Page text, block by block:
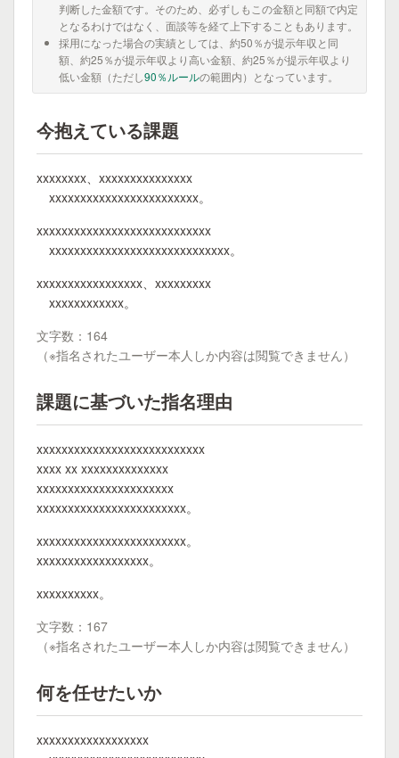
判断した金額です。そのため、必ずしもこの金額と同額で内定
となるわけではなく、面談等を経て上下することもあります。
採用になった場合の実績としては、約50％が提示年収と同
額、約25％が提示年収より高い金額、約25％が提示年収より
低い金額（ただし90％ルールの範囲内）となっています。
今抱えている課題
xxxxxxxx、xxxxxxxxxxxxxxx
xxxxxxxxxxxxxxxxxxxxxxxx。
xxxxxxxxxxxxxxxxxxxxxxxxxxxx
xxxxxxxxxxxxxxxxxxxxxxxxxxxxx。
xxxxxxxxxxxxxxxxx、xxxxxxxxx
xxxxxxxxxxxx。
文字数：164
（※指名されたユーザー本人しか内容は閲覧できません）
課題に基づいた指名理由
xxxxxxxxxxxxxxxxxxxxxxxxxxx
xxxx xx xxxxxxxxxxxxxx
xxxxxxxxxxxxxxxxxxxxxx
xxxxxxxxxxxxxxxxxxxxxxxx。
xxxxxxxxxxxxxxxxxxxxxxxx。
xxxxxxxxxxxxxxxxxx。
xxxxxxxxxx。
文字数：167
（※指名されたユーザー本人しか内容は閲覧できません）
何を任せたいか
xxxxxxxxxxxxxxxxxx